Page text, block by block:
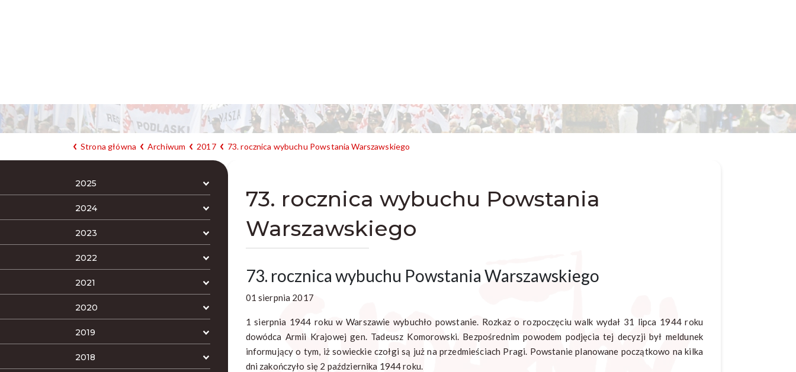
Strona główna Archiwum 2017 73. rocznica wybuchu Powstania Warszawskiego
2025
2024
2023
2022
2021
2020
2019
2018
73. rocznica wybuchu Powstania
Warszawskiego
73. rocznica wybuchu Powstania Warszawskiego
01 sierpnia 2017
1 sierpnia 1944 roku w Warszawie wybuchło powstanie. Rozkaz o rozpoczęciu walk wydał 31 lipca 1944 roku
dowódca Armii Krajowej gen. Tadeusz Komorowski. Bezpośrednim powodem podjęcia tej decyzji był meldunek
informujący o tym, iż sowieckie czołgi są już na przedmieściach Pragi. Powstanie planowane początkowo na kilka
dni zakończyło się 2 października 1944 roku.